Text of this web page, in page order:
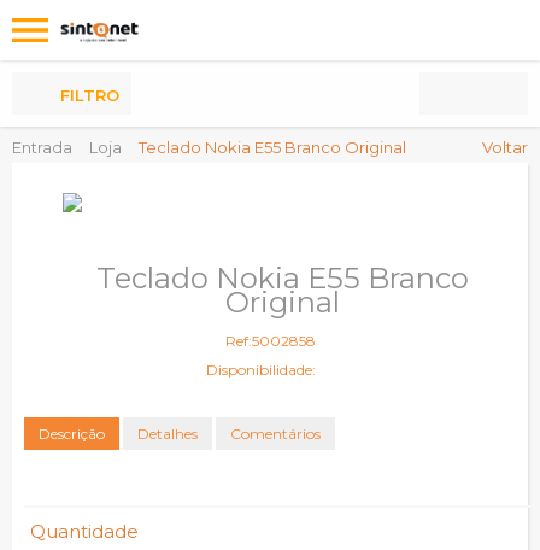
Entrada Loja Teclado Nokia E55 Branco Original Voltar
FILTRO
Teclado Nokia E55 Branco
Original
Ref:5002858
Disponibilidade:
Descrição Detalhes Comentários
Quantidade